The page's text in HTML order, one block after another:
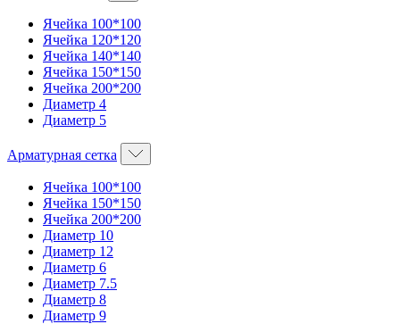
Ячейка 100*100
Ячейка 120*120
Ячейка 140*140
Ячейка 150*150
Ячейка 200*200
Диаметр 4
Диаметр 5
Арматурная сетка
Ячейка 100*100
Ячейка 150*150
Ячейка 200*200
Диаметр 10
Диаметр 12
Диаметр 6
Диаметр 7.5
Диаметр 8
Диаметр 9